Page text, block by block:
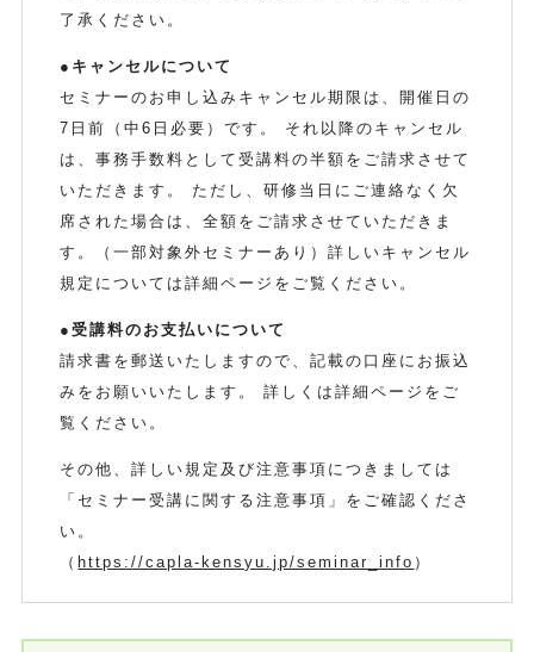
了承ください。
●キャンセルについて
セミナーのお申し込みキャンセル期限は、開催日の
7日前（中6日必要）です。 それ以降のキャンセル
は、事務手数料として受講料の半額をご請求させて
いただきます。 ただし、研修当日にご連絡なく欠
席された場合は、全額をご請求させていただきま
す。（一部対象外セミナーあり）詳しいキャンセル
規定については詳細ページをご覧ください。
●受講料のお支払いについて
請求書を郵送いたしますので、記載の口座にお振込
みをお願いいたします。 詳しくは詳細ページをご
覧ください。
その他、詳しい規定及び注意事項につきましては
「セミナー受講に関する注意事項」をご確認くださ
い。
（ https://capla-kensyu.jp/seminar_info ）